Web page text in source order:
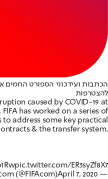
הכתבות ועידכוני הספורט החמים
להצטרפות
caused by COVID-19 at
has worked on a series of
address some key practical
& the transfer system.
pic.twitter.com/ER3syZf8X7
— FIFA.com (@FIFAcom)
April 7, 2020